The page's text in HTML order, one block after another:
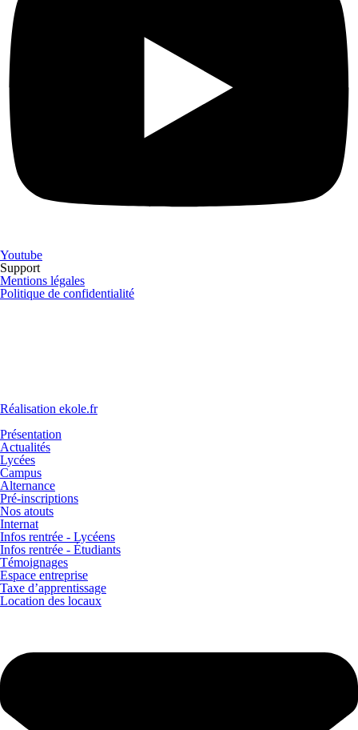
Youtube
Support
Mentions légales
Politique de confidentialité
Réalisation ekole.fr
Présentation
Actualités
Lycées
Campus
Alternance
Pré-inscriptions
Nos atouts
Internat
Infos rentrée - Lycéens
Infos rentrée - Étudiants
Témoignages
Espace entreprise
Taxe d’apprentissage
Location des locaux